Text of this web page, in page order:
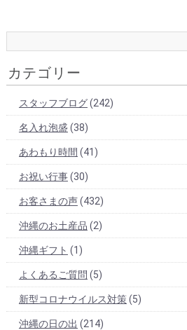
カテゴリー
スタッフブログ(242)
名入れ泡盛 (38)
あわもり時間 (41)
お祝い行事(30)
お客さまの声(432)
沖縄のお土産品 (2)
沖縄ギフト (1)
よくあるご質問 (5)
新型コロナウイルス対策(5)
沖縄の日の出 (214)